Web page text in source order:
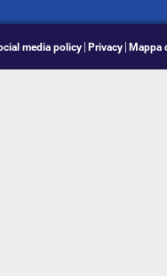
media policy Privacy Mappa